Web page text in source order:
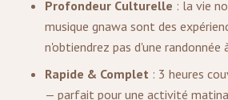
Profondeur Culturelle : la vie
musique gnawa sont des
n'obtiendrez pas d'une randonnée
Rapide & Complet : 3 heures
— parfait pour une activité